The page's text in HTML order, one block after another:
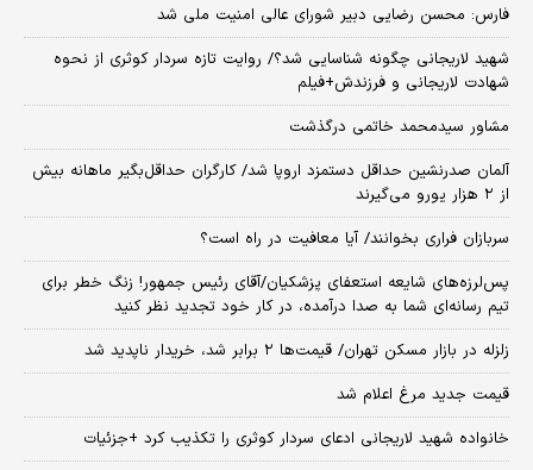
فارس: محسن رضایی دبیر شورای عالی امنیت ملی شد
شهید لاریجانی چگونه شناسایی شد؟/ روایت تازه سردار کوثری از نحوه
شهادت لاریجانی و فرزندش+فیلم
مشاور سیدمحمد خاتمی درگذشت
آلمان صدرنشین حداقل دستمزد اروپا شد/ کارگران حداقل‌بگیر ماهانه بیش
از ۲ هزار یورو می‌گیرند
سربازان فراری بخوانند/ آیا معافیت در راه است؟
پس‌لرزه‌های شایعه استعفای پزشکیان/آقای رئیس جمهور! زنگ خطر برای
تیم رسانه‌ای شما به صدا درآمده، در کار خود تجدید نظر کنید
زلزله در بازار مسکن تهران/ قیمت‌ها ۲ برابر شد، خریدار ناپدید شد
قیمت جدید مرغ اعلام شد
خانواده شهید لاریجانی ادعای سردار کوثری را تکذیب کرد +جزئیات